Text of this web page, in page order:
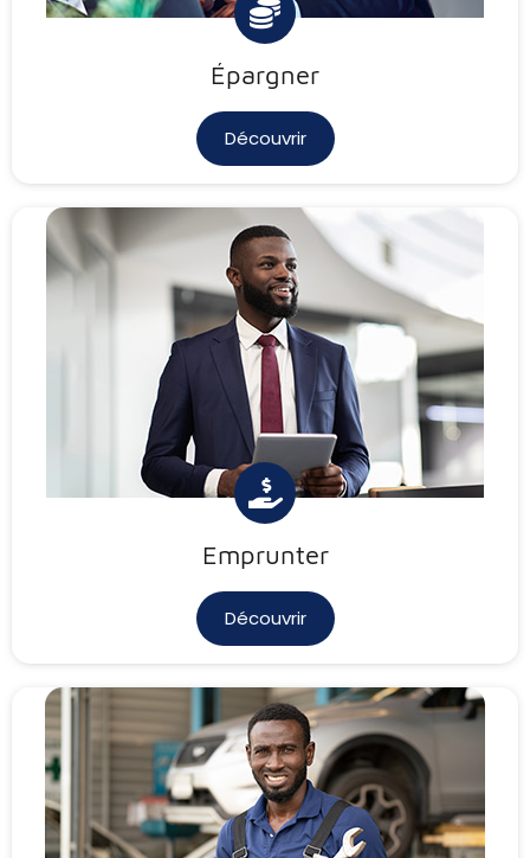
Épargner
Découvrir
Emprunter
Découvrir